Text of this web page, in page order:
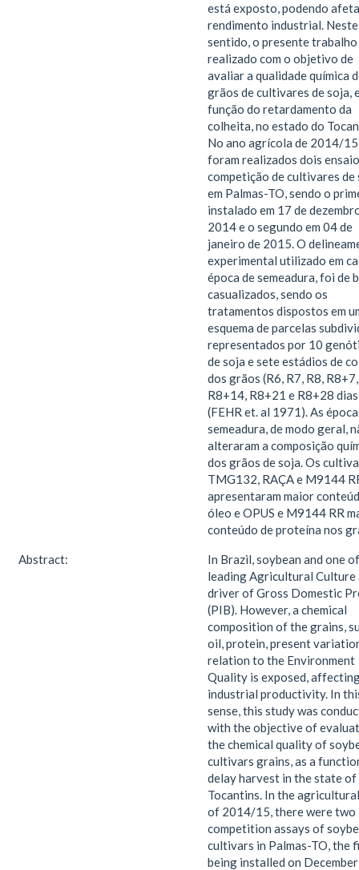
está exposto, podendo
rendimento industrial. Neste
sentido, o presente
realizado com o objetivo de
avaliar a qualidade química
grãos de cultivares de soja,
função do retardamento da
colheita, no estado do
No ano agrícola de 2014/
foram realizados dois
competição de cultivares de
em Palmas-TO, sendo o
instalado em 17 de
2014 e o segundo em 04 de
janeiro de 2015. O
experimental utilizado em
época de semeadura, foi de
casualizados, sendo os
tratamentos dispostos em
esquema de parcelas
representados por 10
de soja e sete estádios de
dos grãos (R6, R7, R8, R8+7,
R8+14, R8+21 e R8+28
(FEHR et. al 1971). As
semeadura, de modo geral,
alteraram a composição
dos grãos de soja. Os
TMG132, RAÇA e M9144
apresentaram maior
óleo e OPUS e M9144 RR
conteúdo de proteína nos
Abstract:
In Brazil, soybean and one
leading Agricultural Culture
driver of Gross Domestic
(PIB). However, a chemical
composition of the grains,
oil, protein, present
relation to the Environment
Quality is exposed,
industrial productivity. In
sense, this study was
with the objective of
the chemical quality of
cultivars grains, as a
delay harvest in the state of
Tocantins. In the
of 2014/15, there were two
competition assays of
cultivars in Palmas-TO, the
being installed on